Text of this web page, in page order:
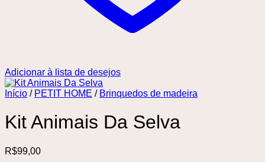
Adicionar à lista de desejos
Início / PETIT HOME / Brinquedos de madeira
Kit Animais Da Selva
R$99,00